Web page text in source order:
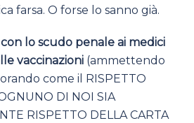
farsa. O forse lo sanno già.
lo scudo penale ai medici
vaccinazioni (ammettendo
come il RISPETTO
DI NOI SIA
RISPETTO DELLA CARTA